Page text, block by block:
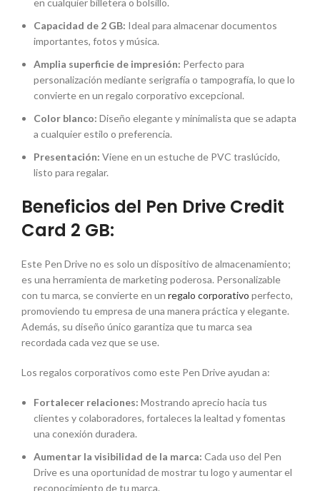
en cualquier billetera o bolsillo.
Capacidad de 2 GB: Ideal para almacenar documentos
importantes, fotos y música.
Amplia superficie de impresión: Perfecto para
personalización mediante serigrafía o tampografía, lo que lo
convierte en un regalo corporativo excepcional.
Color blanco: Diseño elegante y minimalista que se adapta
a cualquier estilo o preferencia.
Presentación: Viene en un estuche de PVC traslúcido,
listo para regalar.
Beneficios del Pen Drive Credit
Card 2 GB:
Este Pen Drive no es solo un dispositivo de almacenamiento;
es una herramienta de marketing poderosa. Personalizable
con tu marca, se convierte en un regalo corporativo perfecto,
promoviendo tu empresa de una manera práctica y elegante.
Además, su diseño único garantiza que tu marca sea
recordada cada vez que se use.
Los regalos corporativos como este Pen Drive ayudan a:
Fortalecer relaciones: Mostrando aprecio hacia tus
clientes y colaboradores, fortaleces la lealtad y fomentas
una conexión duradera.
Aumentar la visibilidad de la marca: Cada uso del Pen
Drive es una oportunidad de mostrar tu logo y aumentar el
reconocimiento de tu marca.